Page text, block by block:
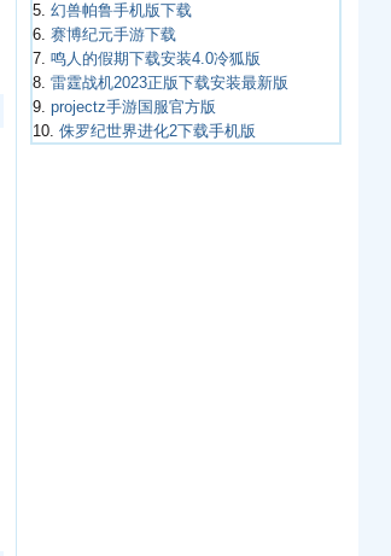
5. 幻兽帕鲁手机版下载
6. 赛博纪元手游下载
7. 鸣人的假期下载安装4.0冷狐版
8. 雷霆战机2023正版下载安装最新版
9. projectz手游国服官方版
10. 侏罗纪世界进化2下载手机版